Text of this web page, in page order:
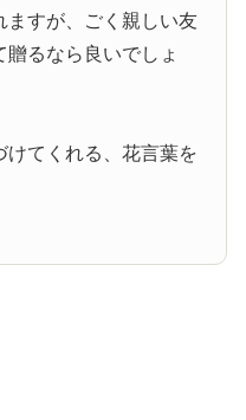
ますが、ごく親しい友
贈るなら良いでしょ
けてくれる、花言葉を